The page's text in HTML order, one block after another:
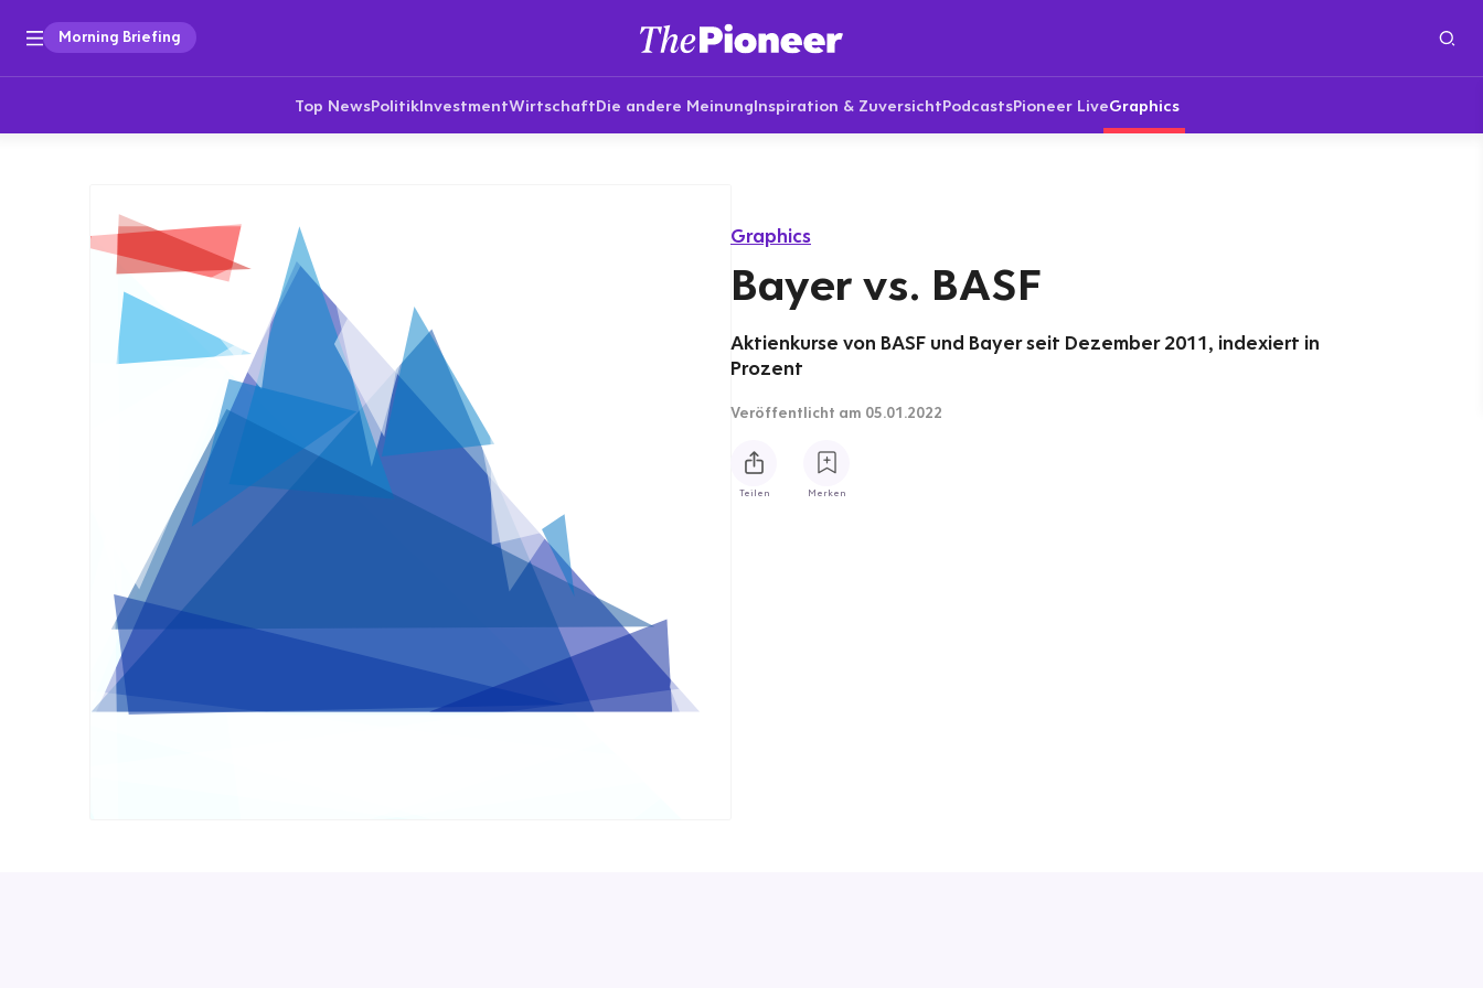
Morning Briefing
Top NewsPolitikInvestmentWirtschaftDie andere MeinungInspiration & ZuversichtPodcastsPioneer LiveGraphics
Graphics
Bayer vs. BASF
Aktienkurse von BASF und Bayer seit Dezember 2011, indexiert in
Prozent
Veröffentlicht am 05.01.2022
Teilen Merken